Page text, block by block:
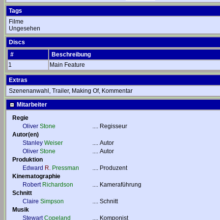
Tags
Filme
Ungesehen
Discs
#
Beschreibung
1
Main Feature
Extras
Szenenanwahl, Trailer, Making Of, Kommentar
Mitarbeiter
Regie
Oliver Stone .... Regisseur
Autor(en)
Stanley Weiser .... Autor
Oliver Stone .... Autor
Produktion
Edward R. Pressman .... Produzent
Kinematographie
Robert Richardson .... Kameraführung
Schnitt
Claire Simpson .... Schnitt
Musik
Stewart Copeland .... Komponist